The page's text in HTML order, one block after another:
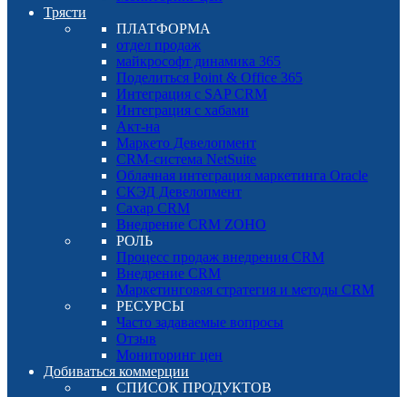
Трясти
ПЛАТФОРМА
отдел продаж
майкрософт динамика 365
Поделиться Point & Office 365
Интеграция с SAP CRM
Интеграция с хабами
Акт-на
Маркето Девелопмент
CRM-система NetSuite
Облачная интеграция маркетинга Oracle
СКЭД Девелопмент
Сахар CRM
Внедрение CRM ZOHO
РОЛЬ
Процесс продаж внедрения CRM
Внедрение CRM
Маркетинговая стратегия и методы CRM
РЕСУРСЫ
Часто задаваемые вопросы
Отзыв
Мониторинг цен
Добиваться коммерции
СПИСОК ПРОДУКТОВ